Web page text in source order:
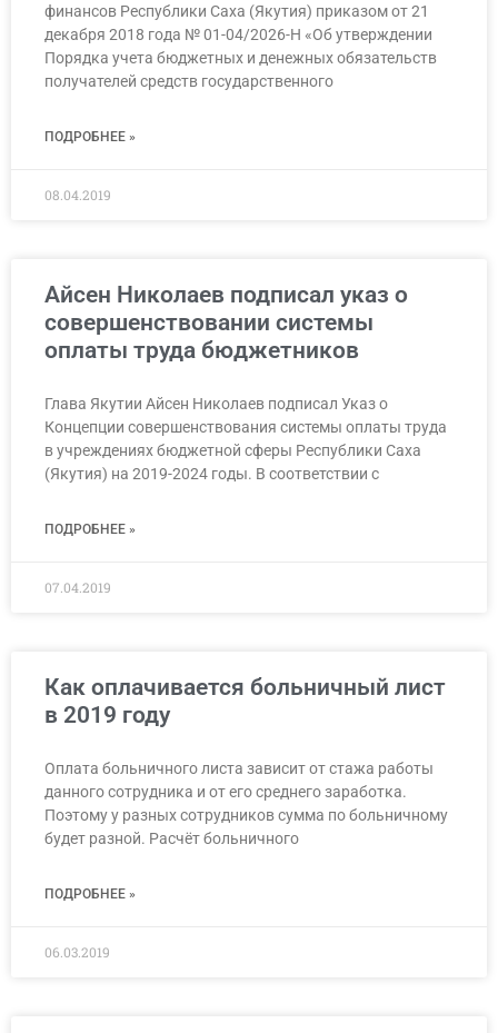
финансов Республики Саха (Якутия) приказом от 21
декабря 2018 года № 01-04/2026-Н «Об утверждении
Порядка учета бюджетных и денежных обязательств
получателей средств государственного
ПОДРОБНЕЕ »
08.04.2019
Айсен Николаев подписал указ о
совершенствовании системы
оплаты труда бюджетников
Глава Якутии Айсен Николаев подписал Указ о
Концепции совершенствования системы оплаты труда
в учреждениях бюджетной сферы Республики Саха
(Якутия) на 2019-2024 годы. В соответствии с
ПОДРОБНЕЕ »
07.04.2019
Как оплачивается больничный лист
в 2019 году
Оплата больничного листа зависит от стажа работы
данного сотрудника и от его среднего заработка.
Поэтому у разных сотрудников сумма по больничному
будет разной. Расчёт больничного
ПОДРОБНЕЕ »
06.03.2019